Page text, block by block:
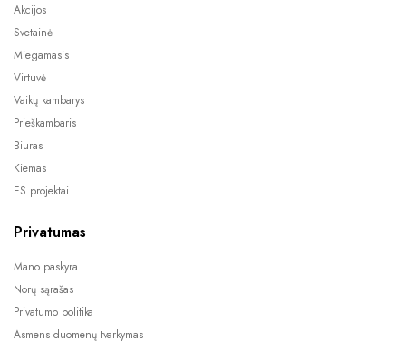
Akcijos
Svetainė
Miegamasis
Virtuvė
Vaikų kambarys
Prieškambaris
Biuras
Kiemas
ES projektai
Privatumas
Mano paskyra
Norų sąrašas
Privatumo politika
Asmens duomenų tvarkymas